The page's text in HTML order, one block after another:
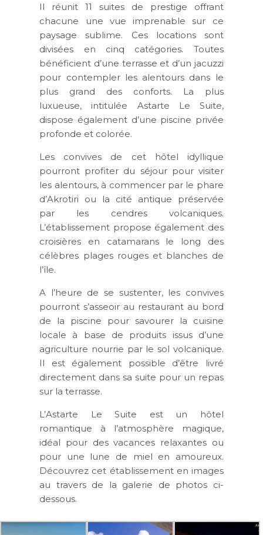
Il réunit 11 suites de prestige offrant
chacune une vue imprenable sur ce
paysage sublime. Ces locations sont
divisées en cinq catégories. Toutes
bénéficient d’une terrasse et d’un jacuzzi
pour contempler les alentours dans le
plus grand des conforts. La plus
luxueuse, intitulée Astarte Le Suite,
dispose également d’une piscine privée
profonde et colorée.
Les convives de cet hôtel idyllique
pourront profiter du séjour pour visiter
les alentours, à commencer par le phare
d’Akrotiri ou la cité antique préservée
par les cendres volcaniques.
L’établissement propose également des
croisières en catamarans le long des
célèbres plages rouges et blanches de
l’île.
A l’heure de se sustenter, les convives
pourront s’asseoir au restaurant au bord
de la piscine pour savourer la cuisine
locale à base de produits issus d’une
agriculture nourrie par le sol volcanique.
Il est également possible d’être livré
directement dans sa suite pour un repas
sur la terrasse.
L’Astarte Le Suite est un hôtel
romantique à l’atmosphère magique,
idéal pour des vacances relaxantes ou
pour une lune de miel en amoureux.
Découvrez cet établissement en images
au travers de la galerie de photos ci-
dessous.